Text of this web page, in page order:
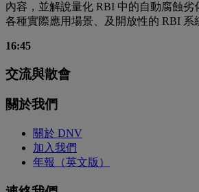
內容，並解說量化 RBI 中的自動腐蝕劣
各種實際應用場景、及開放性的 RBI 系
16:45
交流與散會
關於我們
關於 DNV
加入我們
年報（英文版）